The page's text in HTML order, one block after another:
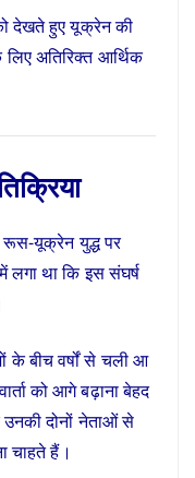
देखते हुए यूक्रेन की
अतिरिक्त आर्थिक
यूक्रेन युद्ध पर
लगा था कि इस संघर्ष
के बीच वर्षों से चली आ
को आगे बढ़ाना बेहद
उनकी दोनों नेताओं से
चाहते हैं।